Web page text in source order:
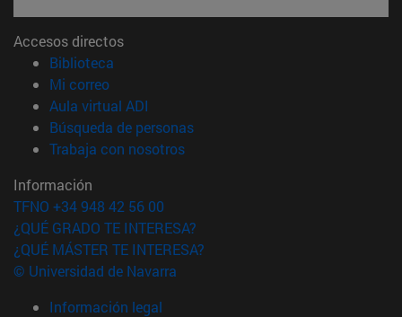
Accesos directos
Biblioteca
Mi correo(abre en nueva ventana)
Aula virtual ADI
Búsqueda de personas(abre en nueva ventana)
Trabaja con nosotros(abre en nueva ventana)
Información
TFNO +34 948 42 56 00
¿QUÉ GRADO TE INTERESA?
¿QUÉ MÁSTER TE INTERESA?
© Universidad de Navarra
Información legal